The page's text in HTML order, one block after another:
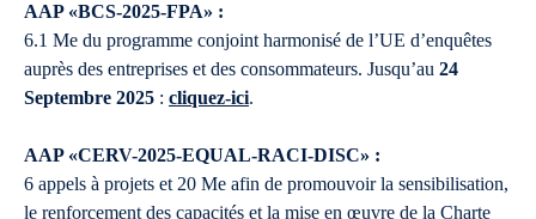
AAP «BCS-2025-FPA» :
6.1 Me du programme conjoint harmonisé de l’UE d’enquêtes
auprès des entreprises et des consommateurs. Jusqu’au 24
Septembre 2025 : cliquez-ici.
AAP «CERV-2025-EQUAL-RACI-DISC» :
6 appels à projets et 20 Me afin de promouvoir la sensibilisation,
le renforcement des capacités et la mise en œuvre de la Charte